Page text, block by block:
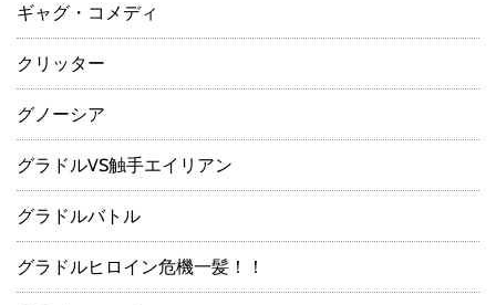
ギャグ・コメディ
クリッター
グノーシア
グラドルVS触手エイリアン
グラドルバトル
グラドルヒロイン危機一髪！！